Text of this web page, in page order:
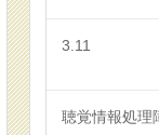
3.11
聴覚情報処理